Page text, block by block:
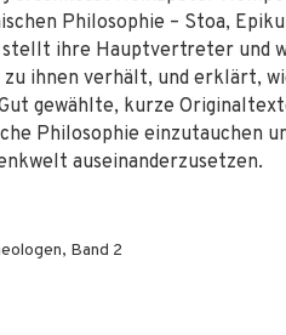
Philosophie – Stoa,
ihre Hauptvertreter und
ihnen verhält, und erklärt,
gewählte, kurze
Philosophie einzutauchen
auseinanderzusetzen.
Band 2